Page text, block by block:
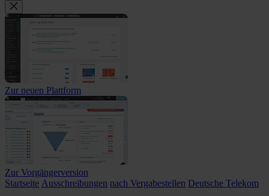
Zur neuen Plattform
Zur Vorgängerversion
Startseite Ausschreibungen nach Vergabestellen Deutsche Telekom